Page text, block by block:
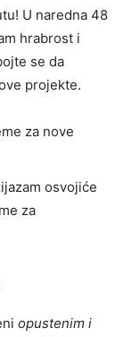
U naredna 48
hrabrost i
se da
projekte.
za nove
osvojiće
za
opustenim i